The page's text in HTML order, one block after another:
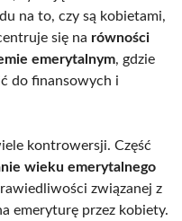
na to, czy są kobietami,
się na równości
emerytalnym, gdzie
do finansowych i
kontrowersji. Część
wieku emerytalnego
związanej z
emeryturę przez kobiety.